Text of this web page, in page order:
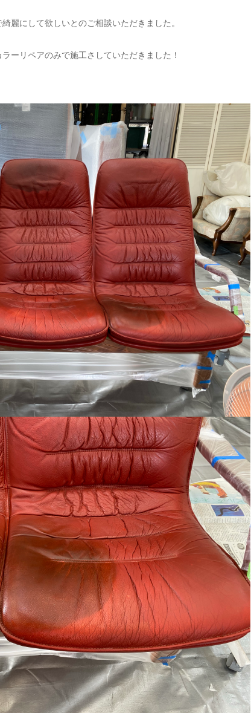
麗にして欲しいとのご相談いただきました。
ーリペアのみで施工さしていただきました！